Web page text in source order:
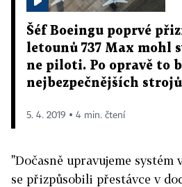
Šéf Boeingu poprvé
letounů 737 Max mohl
ne piloti. Po opravě to
nejbezpečnějších
5. 4. 2019 ▪ 4 min. čtení
"Dočasně upravujeme systém
se přizpůsobili přestávce v